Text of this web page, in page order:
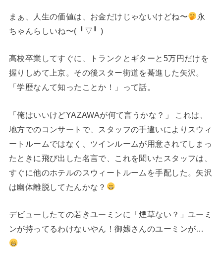
まぁ、人生の価値は、お金だけじゃないけどね〜
永
ちゃんらしいね〜(⁠ ⁠╹⁠▽⁠╹⁠ ⁠)
高校卒業してすぐに、トランクとギターと5万円だけを
握りしめて上京。その後スター街道を驀進した矢沢。
「学歴なんて知ったことか！」って話。
「俺はいいけどYAZAWAが何て言うかな？」 これは、
地方でのコンサートで、スタッフの手違いによりスウィ
ートルームではなく、ツインルームが用意されてしまっ
たときに飛び出した名言で、これを聞いたスタッフは、
すぐに他のホテルのスウィートルームを手配した。矢沢
は幽体離脱してたんかな？
デビューしたての若きユーミンに「煙草ない？」ユーミ
ンが持ってるわけないやん！御嬢さんのユーミンが…